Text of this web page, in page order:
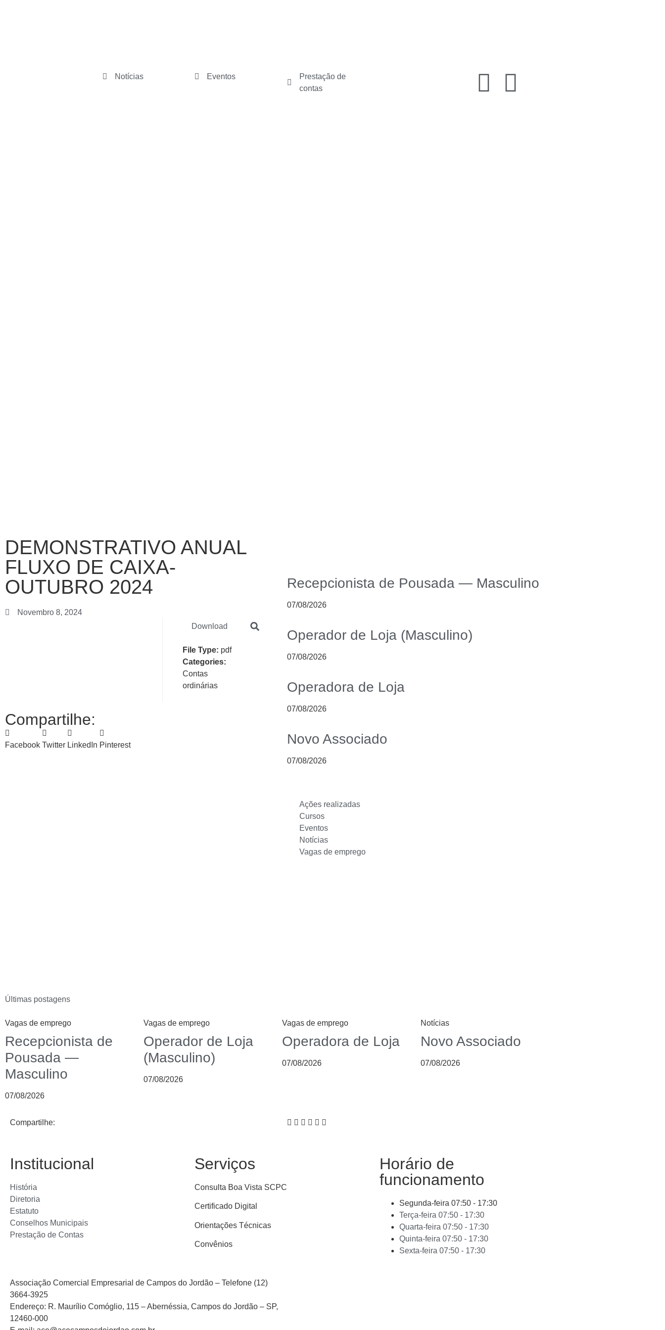
Notícias Eventos
Prestação de
contas
DEMONSTRATIVO ANUAL
FLUXO DE CAIXA-
OUTUBRO 2024
Novembro 8, 2024
Download
File Type: pdf
Categories:
Contas
ordinárias
Compartilhe:
Facebook Twitter LinkedIn Pinterest
Recepcionista de Pousada — Masculino
07/08/2026
Operador de Loja (Masculino)
07/08/2026
Operadora de Loja
07/08/2026
Novo Associado
07/08/2026
Ações realizadas
Cursos
Eventos
Notícias
Vagas de emprego
Últimas postagens
Vagas de emprego
Recepcionista de
Pousada —
Masculino
07/08/2026
Vagas de emprego
Operador de Loja
(Masculino)
07/08/2026
Vagas de emprego
Operadora de Loja
07/08/2026
Notícias
Novo Associado
07/08/2026
Compartilhe:
Institucional
História
Diretoria
Estatuto
Conselhos Municipais
Prestação de Contas
Serviços
Consulta Boa Vista SCPC
Certificado Digital
Orientações Técnicas
Convênios
Horário de
funcionamento
Segunda-feira 07:50 - 17:30
Terça-feira 07:50 - 17:30
Quarta-feira 07:50 - 17:30
Quinta-feira 07:50 - 17:30
Sexta-feira 07:50 - 17:30
Associação Comercial Empresarial de Campos do Jordão – Telefone (12)
3664-3925
Endereço: R. Maurílio Comóglio, 115 – Abernéssia, Campos do Jordão – SP,
12460-000